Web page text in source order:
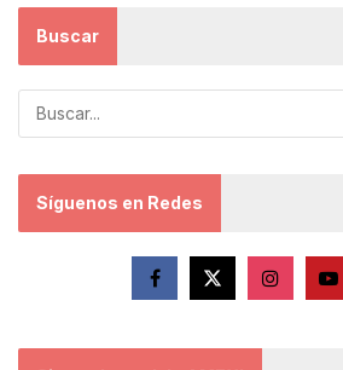
Buscar
Síguenos en Redes